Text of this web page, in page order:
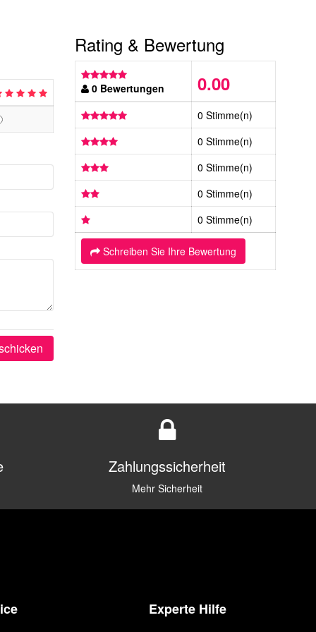
Rating & Bewertung
0 Bewertungen 0.00
0 Stimme(n)
0 Stimme(n)
0 Stimme(n)
0 Stimme(n)
0 Stimme(n)
Schreiben Sie Ihre Bewertung
Zahlungssicherheit
Mehr Sicherheit
Experte Hilfe